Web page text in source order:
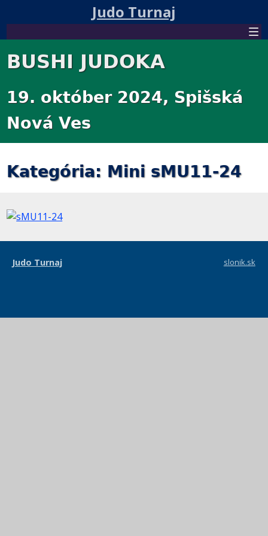
Judo Turnaj
BUSHI JUDOKA
19. október 2024, Spišská
Nová Ves
Kategória: Mini sMU11-24
Judo Turnaj slonik.sk